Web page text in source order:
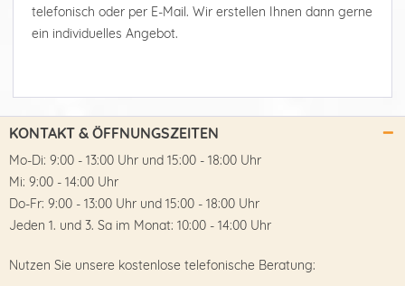
telefonisch oder per E-Mail. Wir erstellen Ihnen dann gerne
ein individuelles Angebot.
KONTAKT & ÖFFNUNGSZEITEN
Mo-Di: 9:00 - 13:00 Uhr und 15:00 - 18:00 Uhr
Mi: 9:00 - 14:00 Uhr
Do-Fr: 9:00 - 13:00 Uhr und 15:00 - 18:00 Uhr
Jeden 1. und 3. Sa im Monat: 10:00 - 14:00 Uhr
Nutzen Sie unsere kostenlose telefonische Beratung: